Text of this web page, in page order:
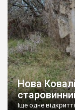
Нова
Іще одне